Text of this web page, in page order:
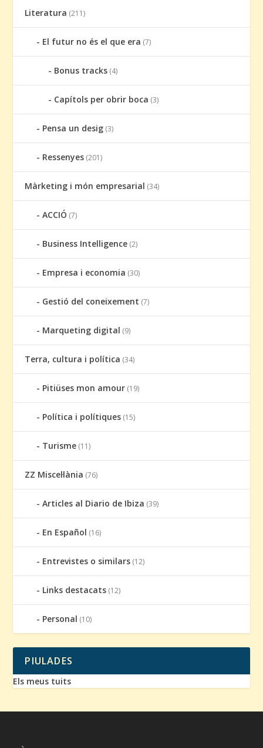
Literatura (211)
El futur no és el que era (7)
Bonus tracks (4)
Capítols per obrir boca (3)
Pensa un desig (3)
Ressenyes (201)
Màrketing i món empresarial (34)
ACCIÓ (7)
Business Intelligence (2)
Empresa i economia (30)
Gestió del coneixement (7)
Marqueting digital (9)
Terra, cultura i política (34)
Pitiüses mon amour (19)
Política i polítiques (15)
Turisme (11)
ZZ Miscel·lània (76)
Articles al Diario de Ibiza (39)
En Español (16)
Entrevistes o similars (12)
Links destacats (12)
Personal (10)
PIULADES
Els meus tuits